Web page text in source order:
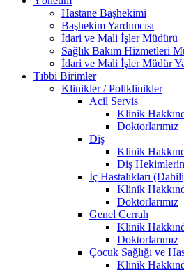
Hastane Başhekimi
Başhekim Yardımcısı
İdari ve Mali İşler Müdürü
Sağlık Bakım Hizmetleri
İdari ve Mali İşler Müdür
Tıbbi Birimler
Klinikler / Poliklinikler
Acil Servis
Klinik
Doktorlarımız
Diş
Klinik
Diş
İç Hastalıkları
Klinik
Doktorlarımız
Genel Cerrah
Klinik
Doktorlarımız
Çocuk Sağlığı ve
Klinik